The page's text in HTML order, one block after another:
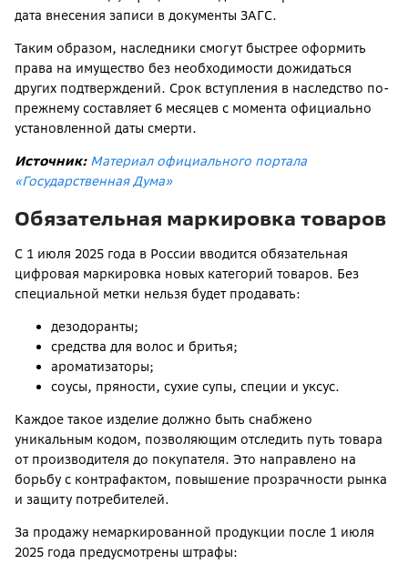
дата внесения записи в документы ЗАГС.
Таким образом, наследники смогут быстрее оформить
права на имущество без необходимости дожидаться
других подтверждений. Срок вступления в наследство по-
прежнему составляет 6 месяцев с момента официально
установленной даты смерти.
Источник: Материал официального портала
«Государственная Дума»
Обязательная маркировка товаров
С 1 июля 2025 года в России вводится обязательная
цифровая маркировка новых категорий товаров. Без
специальной метки нельзя будет продавать:
дезодоранты;
средства для волос и бритья;
ароматизаторы;
соусы, пряности, сухие супы, специи и уксус.
Каждое такое изделие должно быть снабжено
уникальным кодом, позволяющим отследить путь товара
от производителя до покупателя. Это направлено на
борьбу с контрафактом, повышение прозрачности рынка
и защиту потребителей.
За продажу немаркированной продукции после 1 июля
2025 года предусмотрены штрафы: